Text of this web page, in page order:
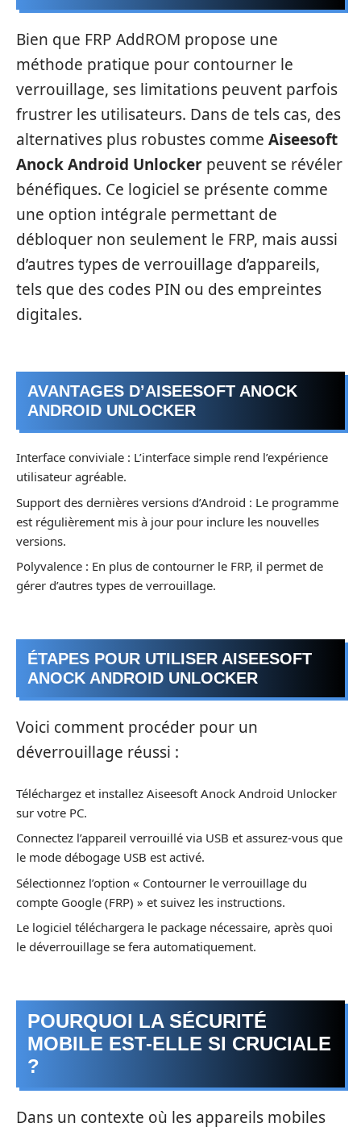
Bien que FRP AddROM propose une
méthode pratique pour contourner le
verrouillage, ses limitations peuvent parfois
frustrer les utilisateurs. Dans de tels cas, des
alternatives plus robustes comme Aiseesoft
Anock Android Unlocker peuvent se révéler
bénéfiques. Ce logiciel se présente comme
une option intégrale permettant de
débloquer non seulement le FRP, mais aussi
d’autres types de verrouillage d’appareils,
tels que des codes PIN ou des empreintes
digitales.
AVANTAGES D’AISEESOFT ANOCK
ANDROID UNLOCKER
Interface conviviale : L’interface simple rend l’expérience
utilisateur agréable.
Support des dernières versions d’Android : Le programme
est régulièrement mis à jour pour inclure les nouvelles
versions.
Polyvalence : En plus de contourner le FRP, il permet de
gérer d’autres types de verrouillage.
ÉTAPES POUR UTILISER AISEESOFT
ANOCK ANDROID UNLOCKER
Voici comment procéder pour un
déverrouillage réussi :
Téléchargez et installez Aiseesoft Anock Android Unlocker
sur votre PC.
Connectez l’appareil verrouillé via USB et assurez-vous que
le mode débogage USB est activé.
Sélectionnez l’option « Contourner le verrouillage du
compte Google (FRP) » et suivez les instructions.
Le logiciel téléchargera le package nécessaire, après quoi
le déverrouillage se fera automatiquement.
POURQUOI LA SÉCURITÉ
MOBILE EST-ELLE SI CRUCIALE
?
Dans un contexte où les appareils mobiles